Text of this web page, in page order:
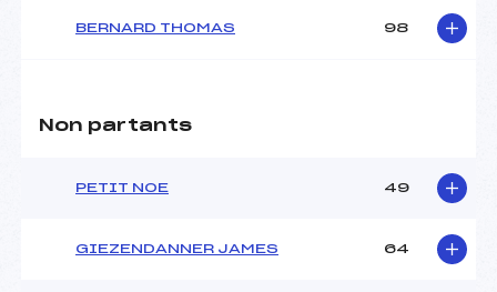
BERNARD THOMAS 98
Non partants
PETIT NOE 49
GIEZENDANNER JAMES 64